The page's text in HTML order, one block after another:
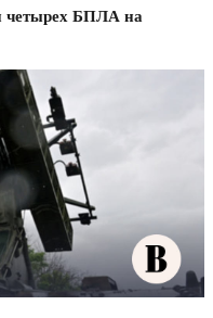
четырех БПЛА на